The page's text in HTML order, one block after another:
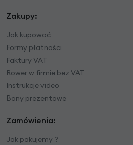
Zakupy:
Jak kupować
Formy płatności
Faktury VAT
Rower w firmie bez VAT
Instrukcje video
Bony prezentowe
Zamówienia:
Jak pakujemy ?